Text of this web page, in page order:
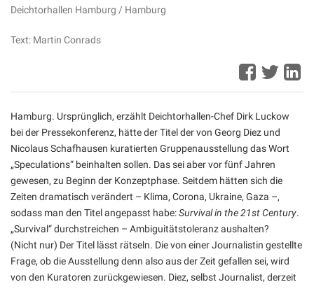
Deichtorhallen Hamburg / Hamburg
Text: Martin Conrads
Hamburg. Ursprünglich, erzählt Deichtorhallen-Chef Dirk Luckow
bei der Pressekonferenz, hätte der Titel der von Georg Diez und
Nicolaus Schafhausen kuratierten Gruppenausstellung das Wort
„Speculations“ beinhalten sollen. Das sei aber vor fünf Jahren
gewesen, zu Beginn der Konzeptphase. Seitdem hätten sich die
Zeiten dramatisch verändert – Klima, Corona, Ukraine, Gaza –,
sodass man den Titel angepasst habe:Survival in the 21st Century.
„Survival“ durchstreichen – Ambiguitätstoleranz aushalten?
(Nicht nur) Der Titel lässt rätseln. Die von einer Journalistin gestellte
Frage, ob die Ausstellung denn also aus der Zeit gefallen sei, wird
von den Kuratoren zurückgewiesen. Diez, selbst Journalist, derzeit